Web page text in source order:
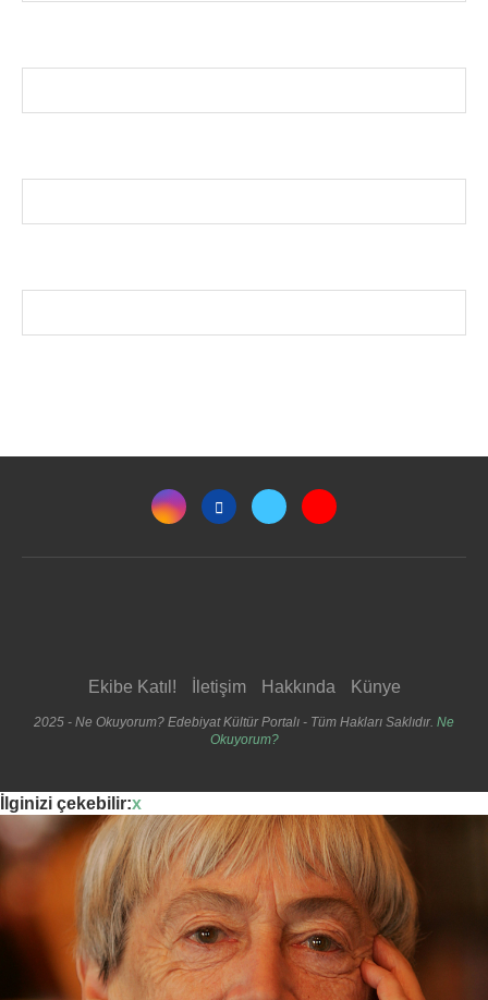
Ekibe Katıl! İletişim Hakkında Künye
2025 - Ne Okuyorum? Edebiyat Kültür Portalı - Tüm Hakları Saklıdır. Ne
Okuyorum?
İlginizi çekebilir:x